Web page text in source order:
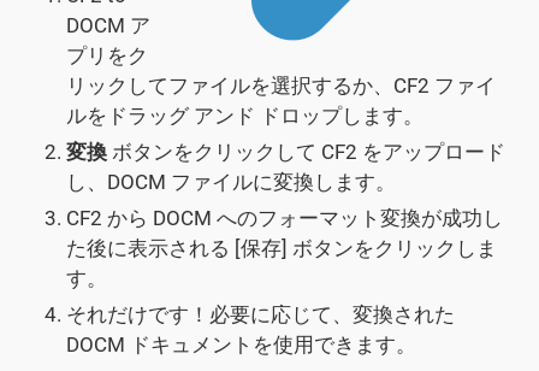
DOCM ア
プリをク
リックしてファイルを選択するか、CF2 ファイ
ルをドラッグ アンド ドロップします。
変換 ボタンをクリックして CF2 をアップロード
し、DOCM ファイルに変換します。
CF2 から DOCM へのフォーマット変換が成功し
た後に表示される [保存] ボタンをクリックしま
す。
それだけです！必要に応じて、変換された
DOCM ドキュメントを使用できます。